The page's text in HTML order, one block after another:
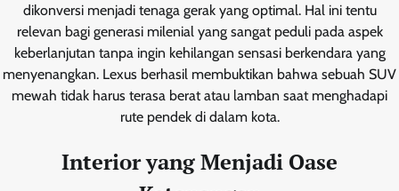
dikonversi menjadi tenaga gerak yang optimal. Hal ini tentu
relevan bagi generasi milenial yang sangat peduli pada aspek
keberlanjutan tanpa ingin kehilangan sensasi berkendara yang
menyenangkan. Lexus berhasil membuktikan bahwa sebuah SUV
mewah tidak harus terasa berat atau lamban saat menghadapi
rute pendek di dalam kota.
Interior yang Menjadi Oase